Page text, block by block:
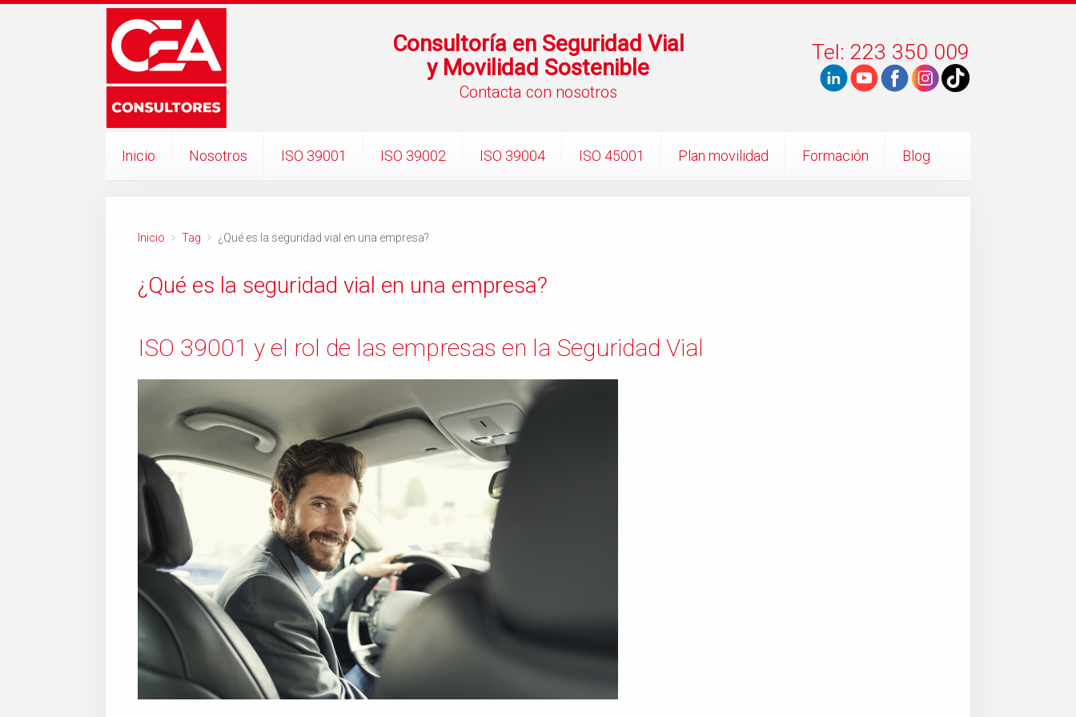
Consultoría en Seguridad Vial
y Movilidad Sostenible
Contacta con nosotros
Tel: 223 350 009
Inicio Nosotros ISO 39001 ISO 39002 ISO 39004 ISO 45001 Plan movilidad Formación Blog
Inicio Tag ¿Qué es la seguridad vial en una empresa?
¿Qué es la seguridad vial en una empresa?
ISO 39001 y el rol de las empresas en la Seguridad Vial